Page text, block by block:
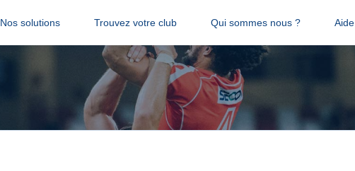
Nos solutions Trouvez votre club Qui sommes nous ? Aide